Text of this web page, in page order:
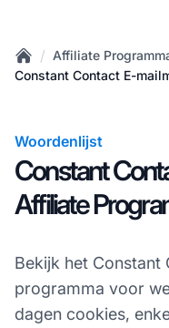
Home
/ Affiliate
Constant Contact E-
Woordenlijst
Constant
Affiliate
Bekijk het Constant
programma voor
dagen cookies,